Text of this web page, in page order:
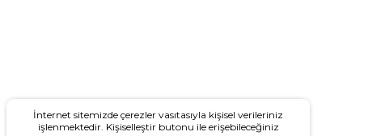
İnternet sitemizde çerezler vasıtasıyla kişisel verileriniz
işlenmektedir. Kişiselleştir butonu ile erişebileceğiniz